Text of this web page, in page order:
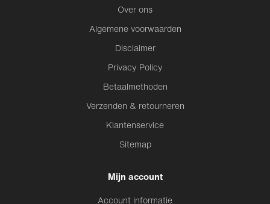
Over ons
Algemene voorwaarden
Disclaimer
Privacy Policy
Betaalmethoden
Verzenden & retourneren
Klantenservice
Sitemap
Mijn account
Account informatie